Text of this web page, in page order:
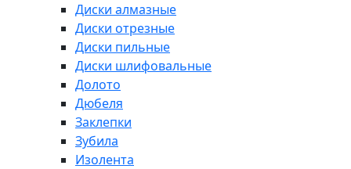
Диски алмазные
Диски отрезные
Диски пильные
Диски шлифовальные
Долото
Дюбеля
Заклепки
Зубила
Изолента